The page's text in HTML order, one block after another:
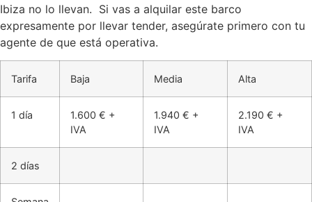
Ibiza no lo llevan. Si vas a alquilar este barco
expresamente por llevar tender, asegúrate primero con tu
agente de que está operativa.
Tarifa Baja Media Alta
1 día
1.600 € +
IVA
1.940 € +
IVA
2.190 € +
IVA
2 días